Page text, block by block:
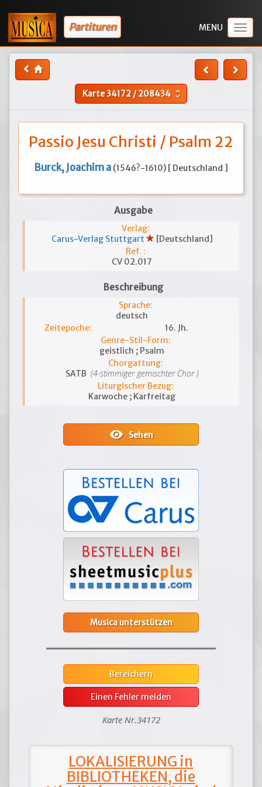
Partituren
Karte34172/208434 unfold_more
Passio Jesu Christi / Psalm 22
Burck, Joachim a (1546?-1610) [ Deutschland ]
Ausgabe
Verlag:
Carus-Verlag Stuttgart
[Deutschland]
Ref. :
CV 02.017
Beschreibung
Sprache:
deutsch
Zeitepoche:
16. Jh.
Genre-Stil-Form:
geistlich ; Psalm
Chorgattung:
SATB (4-stimmiger gemischter Chor )
Liturgischer Bezug:
Karwoche ; Karfreitag
visibilitySehen
Musica unterstützen
Bereichern
Einen Fehler melden
Karte Nr.34172
LOKALISIERUNG in
BIBLIOTHEKEN, die